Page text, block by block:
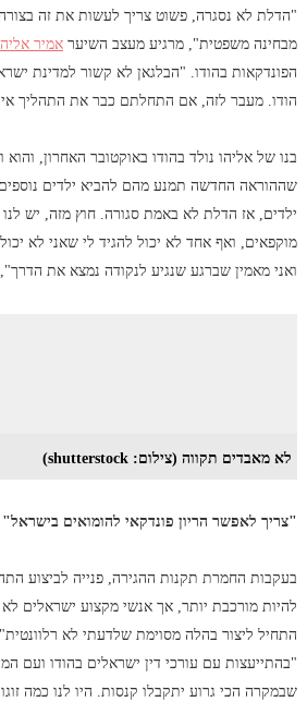
"הדלת לא נסגרה, פשוט צריך לעשות את זה
מבחינה משפטית", מרגיע מעצב השיער אמיר
הפונדקאות בהודו. "הבלגאן לא קשור למדינת
הודו. מעבר לזה, אם התחלתם כבר את התהליך
בנו של אליהו נולד בהודו באוקטובר האחרון, והוא
שההוראה החדשה תמנע מהם להביא ילדים
ילדים, אז הדלת לא באמת סגורה. חוץ מזה, יש
מוקפאים, ואף אחד לא יכול להגיד לי שאני לא
ואני מאמין שברגע שנגיע לנקודה נמצא את הדרך",
לא מאבדים תקווה (צילום: shutterstock)
"צריך לאפשר הריון פונדקאי להומואים בישראל"
בעקבות החמרת תקנות ההגירה, פנייה לביצוע
להיות מורכבת יותר, אך אנשי מקצוע ישראלים
התחיל ליצור בהלה מסוימת שלדעתי לא
"בהתייעצות עם עורכי דין ישראלים בהודו ועם
שבמקרה הכי גרוע יתקבלו קנסות. היו לנו כמה